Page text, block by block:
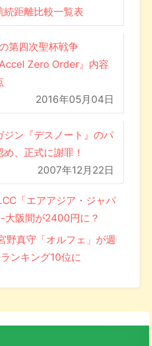
続距離比較一覧表
第四次聖杯戦争
Accel Zero Order』内容
2016年05月04日
ジン『デスノート』のパ
め、正式に謝罪！
2007年12月22日
「エアアジア・ジャパ
大阪間が2400円に？
野真守「オルフェ」が週
ンキング10位に